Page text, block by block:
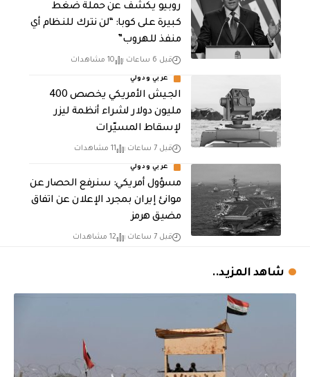
روبيو يكشف عن حملة ضغط
كبيرة على كوبا: “لن نترك للنظام أي
منفذ للهروب”
قبل 6 ساعات 10 مشاهدات
عربي ودولي
الجيش الأمريكي يخصص 400
مليون دولار لشراء أنظمة ليزر
لإسقاط المسيّرات
قبل 7 ساعات 11 مشاهدات
عربي ودولي
مسؤول أمريكي: سنرفع الحصار عن
موانئ إيران بمجرد الإعلان عن اتفاق
مضيق هرمز
قبل 7 ساعات 12 مشاهدات
شاهد المزيد..